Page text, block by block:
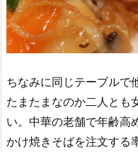
ちなみに同じテーブルで
たまたまなのか二人とも
い。中華の老舗で年齢高
かけ焼きそばを注文する